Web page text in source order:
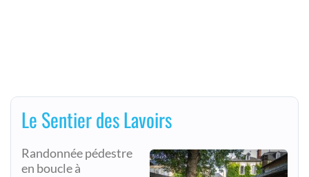
Le Sentier des Lavoirs
Randonnée pédestre
en boucle à